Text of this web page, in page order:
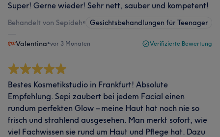
Super! Gerne wieder! Sehr nett, sauber und kompetent!
Behandelt von Sepideh• Gesichtsbehandlungen für Teenager
Valentina•vor 3 Monaten Verifizierte Bewertung
Bestes Kosmetikstudio in Frankfurt! Absolute
Empfehlung. Sepi zaubert bei jedem Facial einen
rundum perfekten Glow – meine Haut hat noch nie so
frisch und strahlend ausgesehen. Man merkt sofort, wie
viel Fachwissen sie rund um Haut und Pflege hat. Dazu